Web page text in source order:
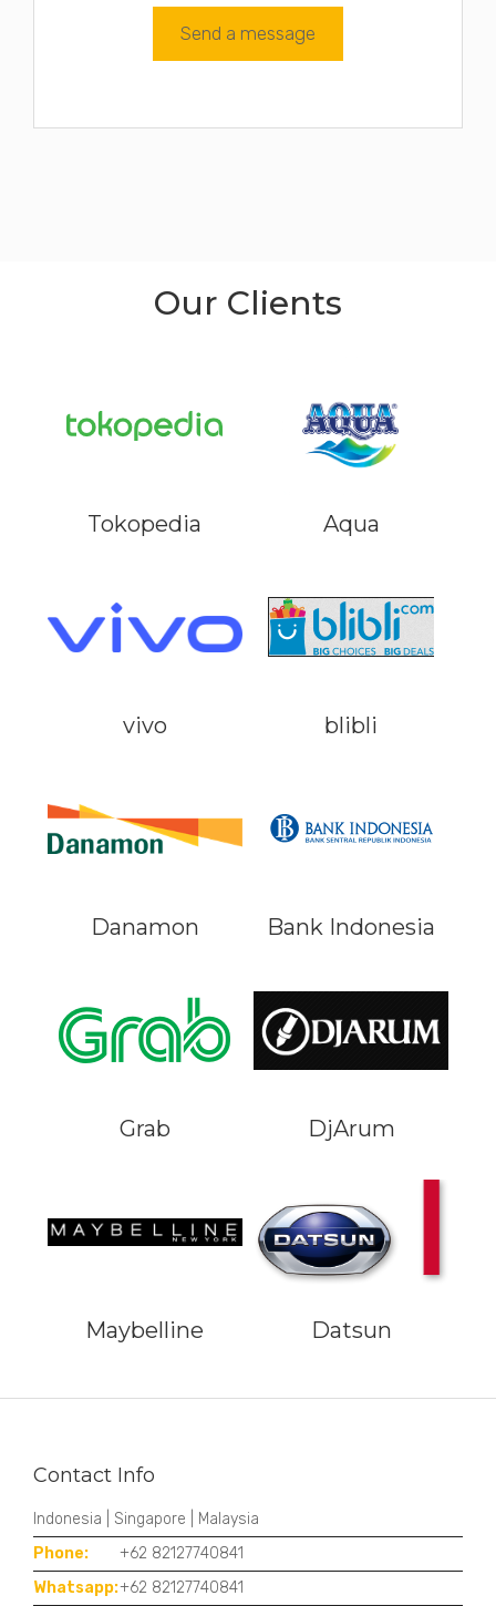
Our Clients
Tokopedia Aqua
vivo blibli
Danamon Bank Indonesia
Grab DjArum
Maybelline Datsun
Contact Info
Indonesia | Singapore | Malaysia
Phone:
+62 82127740841
Whatsapp:+62 82127740841